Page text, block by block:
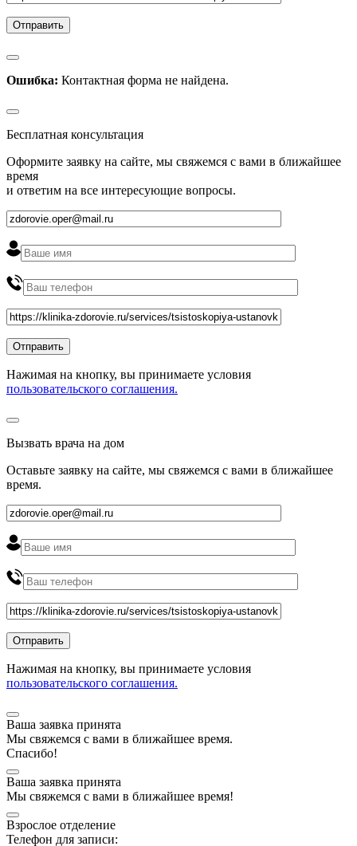
Ошибка: Контактная форма не найдена.
Бесплатная консультация
Оформите заявку на сайте, мы свяжемся с вами в ближайшее
время
и ответим на все интересующие вопросы.
Нажимая на кнопку, вы принимаете условия
пользовательского соглашения.
Вызвать врача на дом
Оставьте заявку на сайте, мы свяжемся с вами в ближайшее
время.
Нажимая на кнопку, вы принимаете условия
пользовательского соглашения.
Ваша заявка принята
Мы свяжемся с вами в ближайшее время.
Спасибо!
Ваша заявка принята
Мы свяжемся с вами в ближайшее время!
Взрослое отделение
Телефон для записи: